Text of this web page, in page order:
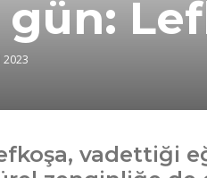
gün:
2023
vadettiği